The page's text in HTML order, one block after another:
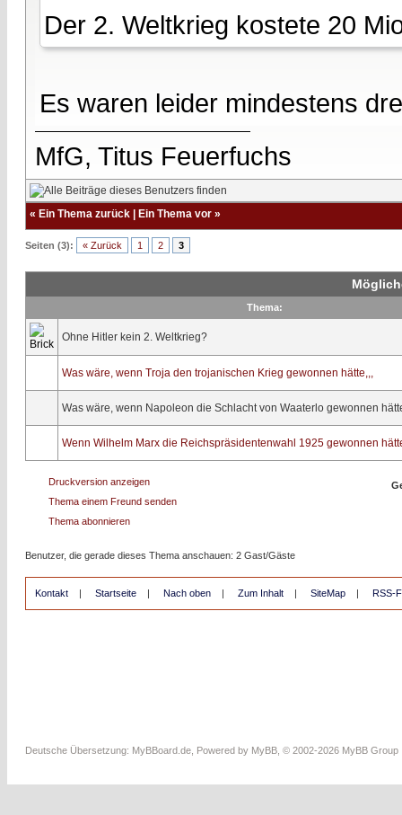
Der 2. Weltkrieg kostete 20
Es waren leider mindestens
MfG, Titus Feuerfuchs
« Ein Thema zurück Ein Thema vor »
Seiten (3): « Zurück 1 2 3
Thema:
Ohne Hitler kein 2. Weltkrieg?
Was wäre, wenn Troja den trojanischen Krieg gewonnen hätte,,,
Was wäre, wenn Napoleon die Schlacht von Waaterlo gewonnen
Wenn Wilhelm Marx die Reichspräsidentenwahl 1925 gewonnen
Druckversion anzeigen
Thema einem Freund senden
Thema abonnieren
Benutzer, die gerade dieses Thema anschauen: 2 Gast/Gäste
Kontakt | Startseite | Nach oben | Zum Inhalt | SiteMap | RSS-
Deutsche Übersetzung: MyBBoard.de , Powered by MyBB , © 2002-2026 MyBB Group